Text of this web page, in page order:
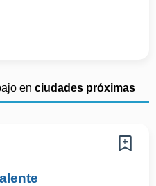
en ciudades próximas